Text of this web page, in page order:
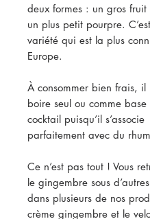
deux formes : un gros fruit
un plus petit pourpre.
variété qui est la plus
Europe.
À consommer bien frais, il
boire seul ou comme base
cocktail puisqu’il s’associe
parfaitement avec du
Ce n’est pas tout ! Vous
le gingembre sous
dans plusieurs de nos
crème gingembre et le